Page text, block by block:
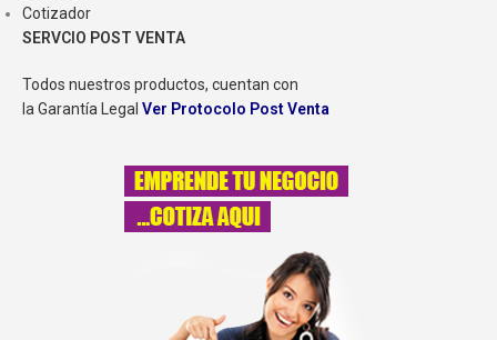
Cotizador
SERVCIO POST VENTA
Todos nuestros productos, cuentan con
la Garantía Legal Ver Protocolo Post Venta